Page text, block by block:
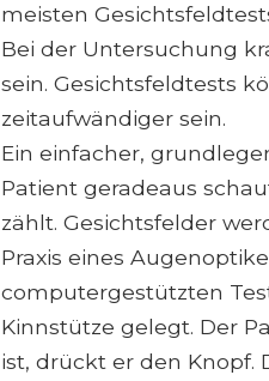
meisten
Bei der Untersuchung
sein. Gesichtsfeldtests
zeitaufwändiger sein.
Ein einfacher,
Patient geradeaus
zählt. Gesichtsfelder
Praxis eines
computergestützten
Kinnstütze gelegt. Der
ist, drückt er den Knopf.